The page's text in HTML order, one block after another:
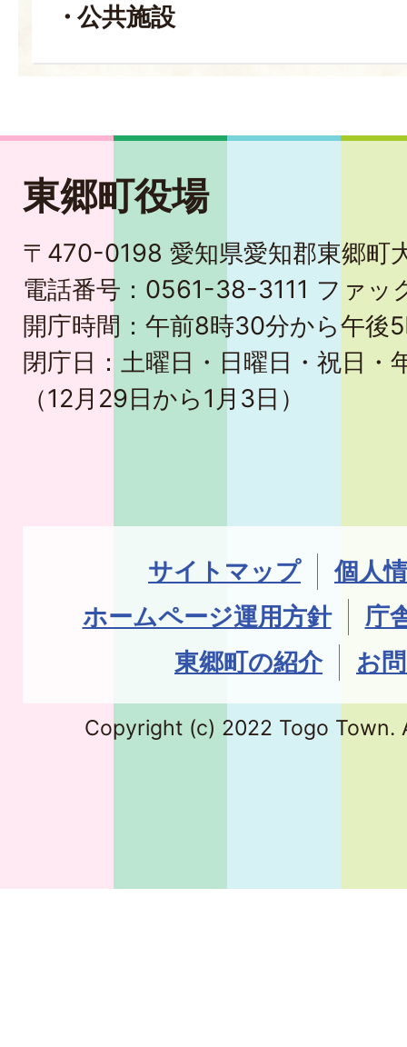
公共施設
東郷町役場
〒470-0198 愛知県愛知郡東郷町
電話番号：0561-38-3111 ファ
開庁時間：午前8時30分から午後
閉庁日：土曜日・日曜日・祝日・
（12月29日から1月3日）
サイトマップ
個人
ホームページ運用方針
庁
東郷町の紹介
お
Copyright (c) 2022 Togo Town.